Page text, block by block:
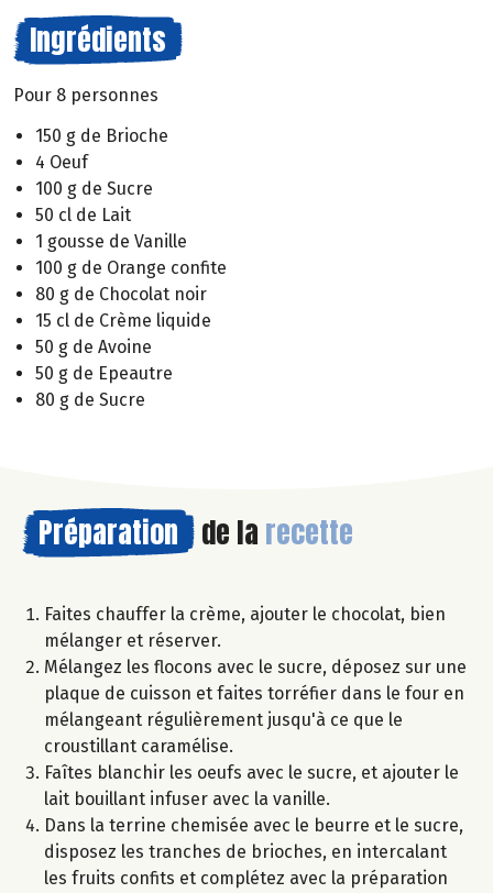
Ingrédients
Pour 8 personnes
150 g de Brioche
4 Oeuf
100 g de Sucre
50 cl de Lait
1 gousse de Vanille
100 g de Orange confite
80 g de Chocolat noir
15 cl de Crème liquide
50 g de Avoine
50 g de Epeautre
80 g de Sucre
Préparation de la recette
Faites chauffer la crème, ajouter le chocolat, bien
mélanger et réserver.
Mélangez les flocons avec le sucre, déposez sur une
plaque de cuisson et faites torréfier dans le four en
mélangeant régulièrement jusqu'à ce que le
croustillant caramélise.
Faîtes blanchir les oeufs avec le sucre, et ajouter le
lait bouillant infuser avec la vanille.
Dans la terrine chemisée avec le beurre et le sucre,
disposez les tranches de brioches, en intercalant
les fruits confits et complétez avec la préparation